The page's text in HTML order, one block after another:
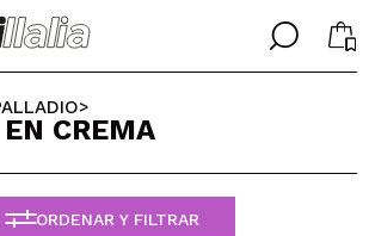
╳
tengo cuenta
╳
TU IDIOMA
ESPAÑOL
ENGLISH
FRANCES
>
CREMA
ORDENAR Y FILTRAR